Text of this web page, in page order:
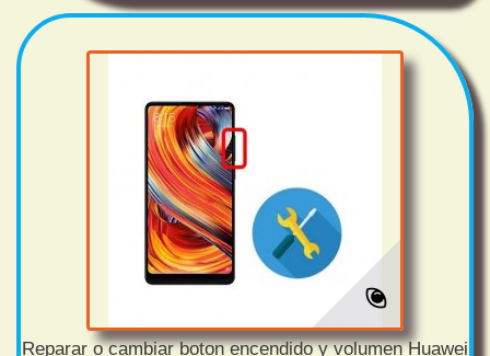
Reparar o cambiar boton encendido y volumen Huawei